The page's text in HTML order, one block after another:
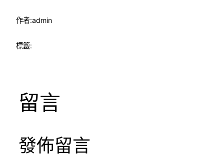
作者:admin
標籤:
留言
發佈留言